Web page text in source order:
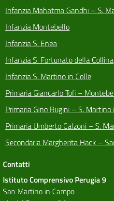
Infanzia Mahatma Gandhi – S.
Infanzia Montebello
Infanzia S. Enea
Infanzia S. Fortunato della Collina
Infanzia S. Martino in Colle
Primaria Giancarlo Tofi –
Primaria Gino Rugini – S.
Primaria Umberto Calzoni – S.
Secondaria Margherita Hack –
Contatti
Istituto Comprensivo Perugia 9
San Martino in Campo